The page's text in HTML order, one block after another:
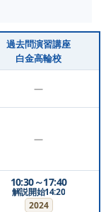
過去問演習講座
白金高輪校
—
—
10:30～17:40
解説開始14:20
2024